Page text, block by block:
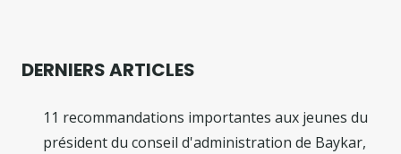
DERNIERS ARTICLES
11 recommandations importantes aux jeunes du
président du conseil d'administration de Baykar,